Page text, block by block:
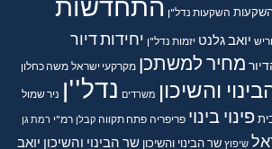
השקעות נדל"ן
יואב גלנט יזמות נדל"ן יחידות דיור
מחיר למשתכן מקרקעי ישראל משה כחלון
והשיכון משרדים נדל''ן ניר שמול
פינוי בינוי פריפריה פתח תקווה קבלן רמ"י רמת גן
שיפוץ שר הבינוי והשיכון שר הבינוי והשיכון יואב